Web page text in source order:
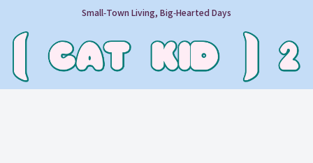
Small‑Town Living, Big‑Hearted Days